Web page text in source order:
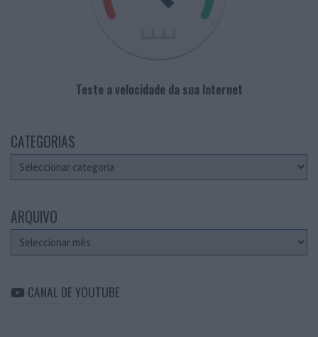
Teste a velocidade da sua Internet
CATEGORIAS
Categorias
ARQUIVO
Arquivo
CANAL DE YOUTUBE